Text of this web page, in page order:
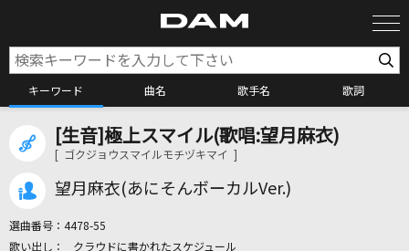
キーワード 曲名 歌手名 歌詞
カラオケ検索
[生音]極上スマイル(歌唱:望月麻衣)
[ ゴクジョウスマイルモチヅキマイ ]
望月麻衣(あにそんボーカルVer.)
選曲番号： 4478-55
クラウドに書かれたスケジュール